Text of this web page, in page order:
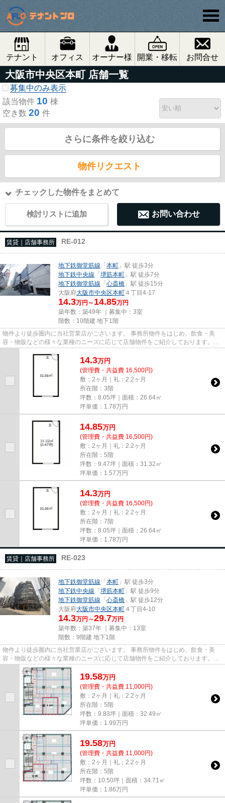
テナント オフィス オーナー様 開業・移転 お問合せ
大阪市中央区本町 店舗一覧
募集中のみ表示
該当物件 10 棟
空き数 20 件
さらに条件を絞り込む
物件リクエスト
チェックした物件をまとめて
検討リストに追加 お問い合わせ
賃貸｜店舗事務所 RE-012
地下鉄御堂筋線 「本町 」駅 徒歩3分
地下鉄中央線 「堺筋本町 」駅 徒歩7分
地下鉄御堂筋線 「心斎橋 」駅 徒歩15分
大阪府大阪市中央区本町 ４丁目4-17
14.3万円～ 14.85万円
築年数：築49年 ｜募集中： 3室
階数：10階建 地下1階
物件より徒歩圏内に当社営業店がございます。 事務所物件をはじめ、飲食・美
容・物販などの様々な業種のニーズに応じて店舗物件をご紹介しております。
尚、弊社ではおとり広告は一切...
14.3万円
(管理費・共益費 16,500円)
敷：2ヶ月｜礼：2.2ヶ月
所在階：3階
坪数：8.05坪｜面積：26.64㎡
坪単価： 1.78万円
14.85万円
(管理費・共益費 16,500円)
敷：2ヶ月｜礼：2.2ヶ月
所在階：5階
坪数：9.47坪｜面積：31.32㎡
坪単価： 1.57万円
14.3万円
(管理費・共益費 16,500円)
敷：2ヶ月｜礼：2.2ヶ月
所在階：7階
坪数：8.05坪｜面積：26.64㎡
坪単価： 1.78万円
賃貸｜店舗事務所 RE-023
地下鉄御堂筋線 「本町 」駅 徒歩3分
地下鉄中央線 「堺筋本町 」駅 徒歩9分
地下鉄御堂筋線 「心斎橋 」駅 徒歩12分
大阪府大阪市中央区本町 ４丁目4-10
14.3万円～29.7万円
築年数：築37年 ｜募集中： 13室
階数：9階建 地下1階
物件より徒歩圏内に当社営業店がございます。 事務所物件をはじめ、飲食・美
容・物販などの様々な業種のニーズに応じて店舗物件をご紹介しております。
尚、弊社ではおとり広告は一切...
19.58万円
(管理費・共益費 11,000円)
敷：2ヶ月｜礼：2.2ヶ月
所在階：5階
坪数：9.83坪｜面積：32.49㎡
坪単価： 1.99万円
19.58万円
(管理費・共益費 11,000円)
敷：2ヶ月｜礼：2.2ヶ月
所在階：5階
坪数：10.50坪｜面積：34.71㎡
坪単価： 1.86万円